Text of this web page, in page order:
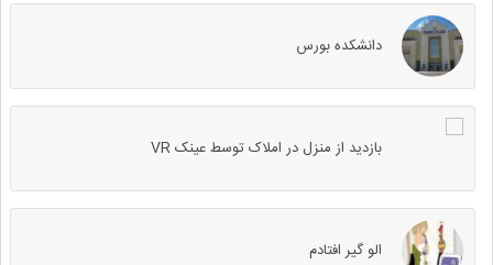
دانشکده بورس
بازدید از منزل در املاک توسط عینک VR
الو گیر افتادم